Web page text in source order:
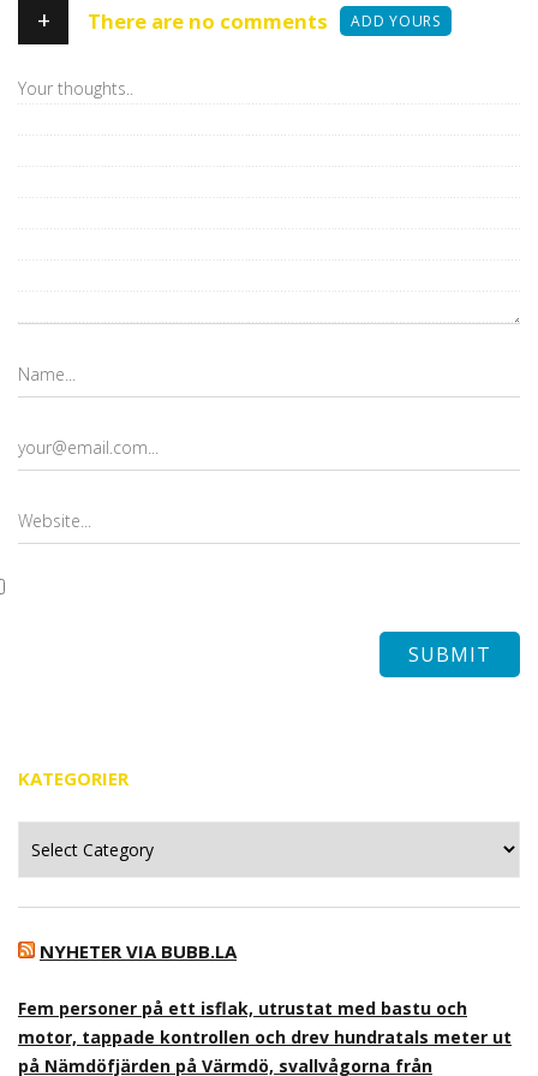
+ There are no comments ADD YOURS
KATEGORIER
NYHETER VIA BUBB.LA
Fem personer på ett isflak, utrustat med bastu och
motor, tappade kontrollen och drev hundratals meter ut
på Nämdöfjärden på Värmdö, svallvågorna från